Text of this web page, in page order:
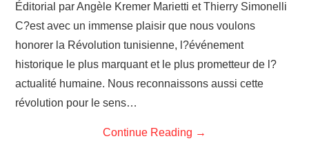
Éditorial par Angèle Kremer Marietti et Thierry Simonelli
C?est avec un immense plaisir que nous voulons
honorer la Révolution tunisienne, l?événement
historique le plus marquant et le plus prometteur de l?
actualité humaine. Nous reconnaissons aussi cette
révolution pour le sens…
Continue Reading →